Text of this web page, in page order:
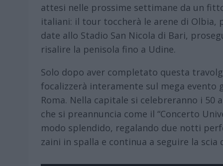
attesi nelle prossime settimane da un
italiani: il tour toccherà le arene di Olbia,
date allo Stadio San Nicola di Bari,
risalire la penisola fino a Udine.
Solo dopo aver completato questa
focalizzerà interamente sul mega evento
Roma. Nella capitale si celebreranno i 50
che si preannuncia come il “Concerto
modo splendido, regalando due notti
zaini in spalla e continua a seguire la scia